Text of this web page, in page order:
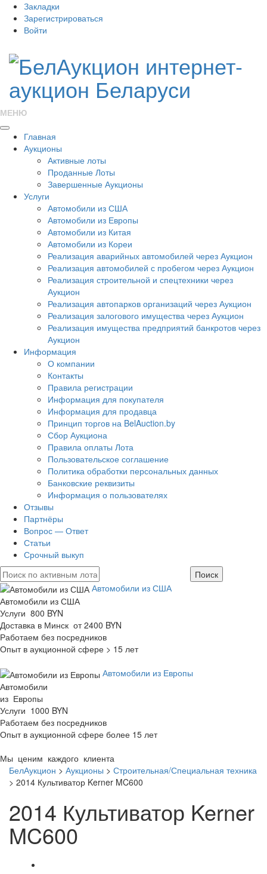
Закладки
Зарегистрироваться
Войти
МЕНЮ
Главная
Аукционы
Активные лоты
Проданные Лоты
Завершенные Аукционы
Услуги
Автомобили из США
Автомобили из Европы
Автомобили из Китая
Автомобили из Кореи
Реализация аварийных автомобилей через Аукцион
Реализация автомобилей с пробегом через Аукцион
Реализация строительной и спецтехники через
Аукцион
Реализация автопарков организаций через Аукцион
Реализация залогового имущества через Аукцион
Реализация имущества предприятий банкротов через
Аукцион
Информация
О компании
Контакты
Правила регистрации
Информация для покупателя
Информация для продавца
Принцип торгов на BelAuction.by
Сбор Аукциона
Правила оплаты Лота
Пользовательское соглашение
Политика обработки персональных данных
Банковские реквизиты
Информация о пользователях
Отзывы
Партнёры
Вопрос — Ответ
Статьи
Срочный выкуп
Автомобили из США
Автомобили из США
Услуги 800 BYN
Доставка в Минск от 2400 BYN
Работаем без посредников
Опыт в аукционной сфере > 15 лет
Автомобили из Европы
Автомобили
из Европы
Услуги 1000 BYN
Работаем без посредников
Опыт в аукционной сфере более 15 лет
Мы ценим каждого клиента
БелАукцион > Аукционы > Строительная/Специальная техника
> 2014 Культиватор Kerner MC600
2014 Культиватор Kerner
MC600